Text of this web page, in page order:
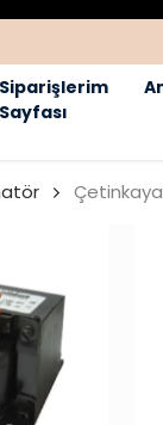
Siparişlerim
Sayfası
Çetinkaya